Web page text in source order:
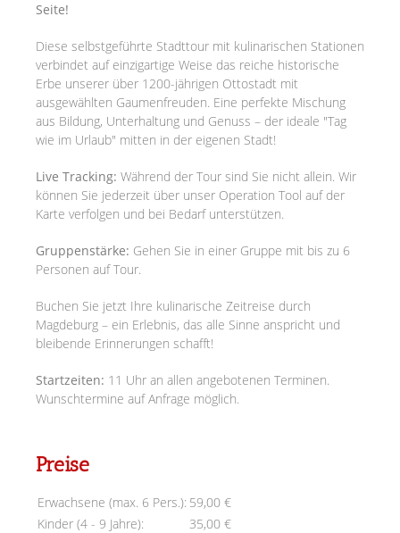
Seite!
Diese selbstgeführte Stadttour mit kulinarischen Stationen
verbindet auf einzigartige Weise das reiche historische
Erbe unserer über 1200-jährigen Ottostadt mit
ausgewählten Gaumenfreuden. Eine perfekte Mischung
aus Bildung, Unterhaltung und Genuss – der ideale "Tag
wie im Urlaub" mitten in der eigenen Stadt!
Live Tracking: Während der Tour sind Sie nicht allein. Wir
können Sie jederzeit über unser Operation Tool auf der
Karte verfolgen und bei Bedarf unterstützen.
Gruppenstärke: Gehen Sie in einer Gruppe mit bis zu 6
Personen auf Tour.
Buchen Sie jetzt Ihre kulinarische Zeitreise durch
Magdeburg – ein Erlebnis, das alle Sinne anspricht und
bleibende Erinnerungen schafft!
Startzeiten: 11 Uhr an allen angebotenen Terminen.
Wunschtermine auf Anfrage möglich.
Preise
Erwachsene (max. 6 Pers.): 59,00 €
Kinder (4 - 9 Jahre):
35,00 €